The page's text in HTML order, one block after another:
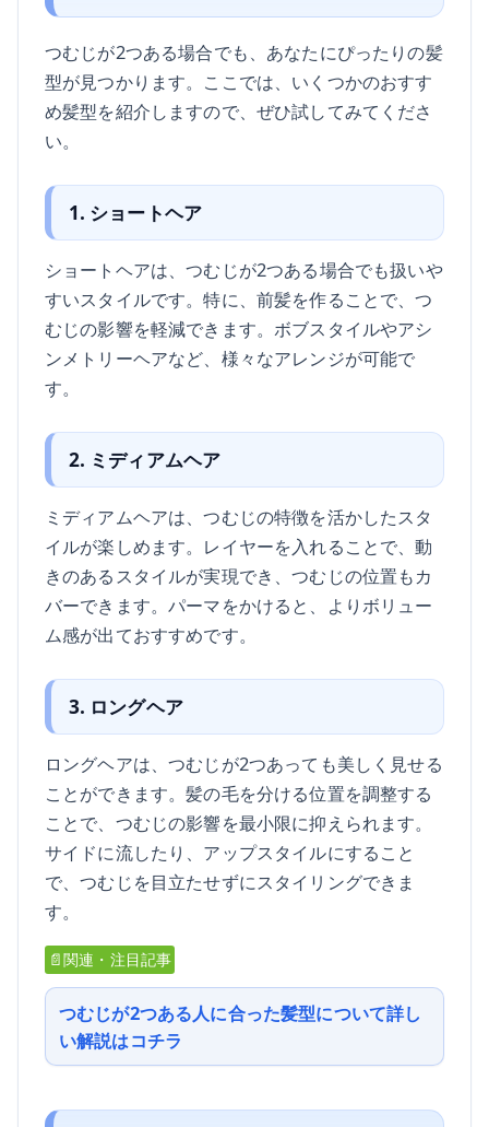
つむじが2つある場合でも、あなたにぴったりの髪
型が見つかります。ここでは、いくつかのおすす
め髪型を紹介しますので、ぜひ試してみてくださ
い。
1. ショートヘア
ショートヘアは、つむじが2つある場合でも扱いや
すいスタイルです。特に、前髪を作ることで、つ
むじの影響を軽減できます。ボブスタイルやアシ
ンメトリーヘアなど、様々なアレンジが可能で
す。
2. ミディアムヘア
ミディアムヘアは、つむじの特徴を活かしたスタ
イルが楽しめます。レイヤーを入れることで、動
きのあるスタイルが実現でき、つむじの位置もカ
バーできます。パーマをかけると、よりボリュー
ム感が出ておすすめです。
3. ロングヘア
ロングヘアは、つむじが2つあっても美しく見せる
ことができます。髪の毛を分ける位置を調整する
ことで、つむじの影響を最小限に抑えられます。
サイドに流したり、アップスタイルにすること
で、つむじを目立たせずにスタイリングできま
す。
📄関連・注目記事
つむじが2つある人に合った髪型について詳し
い解説はコチラ